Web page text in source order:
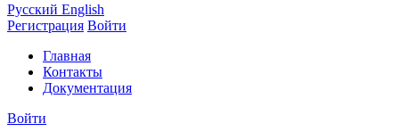
Русский English
Регистрация Войти
Главная
Контакты
Документация
Войти